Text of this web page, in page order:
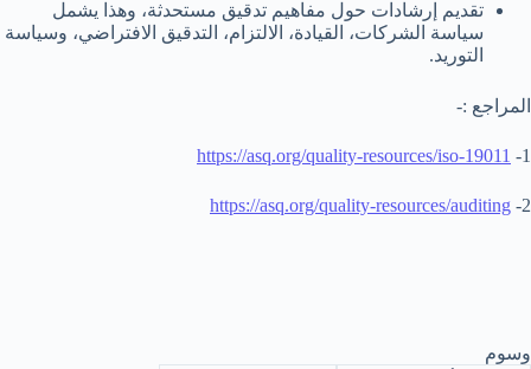
تقديم إرشادات حول مفاهيم تدقيق مستحدثة، وهذا يشمل
سياسة الشركات، القيادة، الالتزام، التدقيق الافتراضي، وسياسة
التوريد.
المراجع :-
1-
https://asq.org/quality-resources/iso-19011
2-
https://asq.org/quality-resources/auditing
وسوم